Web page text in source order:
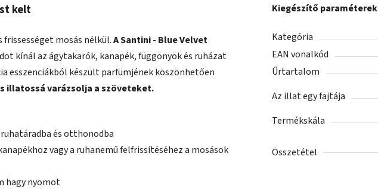
kelt
mosás nélkül.A Santini - Blue Velvet
kínál az ágytakarók, kanapék, függönyök és ruházat
esszenciákból készült parfümjének köszönhetően
illatossá varázsolja a szöveteket.
ruhatáradba és otthonodba
vagy a ruhanemű felfrissítéséhez a mosások
hagy nyomot
Kiegészítő paraméterek
Kategória
EAN vonalkód
Űrtartalom
Az illat egy fajtája
Termékskála
Összetétel